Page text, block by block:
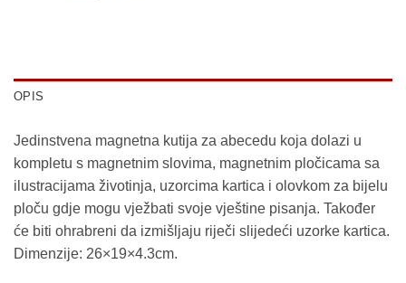
OPIS
Jedinstvena magnetna kutija za abecedu koja dolazi u
kompletu s magnetnim slovima, magnetnim pločicama sa
ilustracijama životinja, uzorcima kartica i olovkom za bijelu
ploču gdje mogu vježbati svoje vještine pisanja. Također
će biti ohrabreni da izmišljaju riječi slijedeći uzorke kartica.
Dimenzije: 26×19×4.3cm.